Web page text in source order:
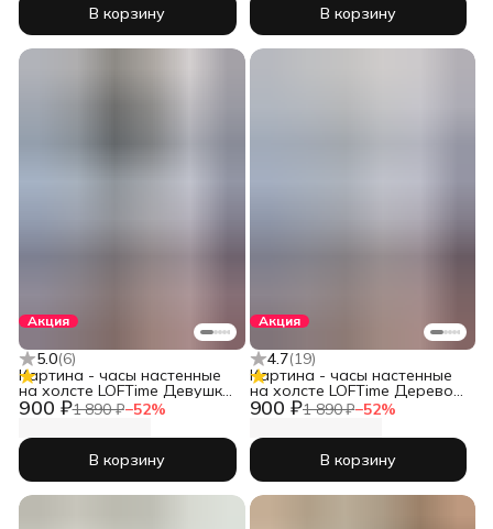
В корзину В корзину
Акция
5.0(6)
900 ₽1 890 ₽−52%
Картина - часы настенные
на холсте LOFTime Девушка
черн зол Ч-656-3555
В корзину
Акция
4.7(19)
900 ₽1 890 ₽−52%
Картина - часы настенные
на холсте LOFTime Дерево
3D Ч-653-3555
В корзину